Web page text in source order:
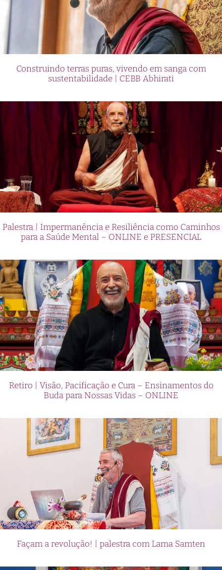
Construindo terras puras, vivendo em sanga com
sustentabilidade | CEBB Abhirati
Palestra | Impermanência e Resiliência como Caminhos
para a Saúde Mental – ONLINE e PRESENCIAL
Retiro | Visão, Pacificação e Cura – Ensinamentos do
Buda para Nossas Vidas – ONLINE
Façam a revolução! | palestra com Lama Samten